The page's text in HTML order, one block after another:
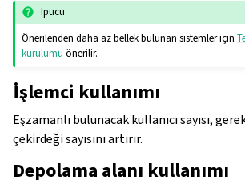
İpucu
Önerilenden daha az bellek bulunan sistemler için
kurulumu önerilir.
İşlemci kullanımı
Eşzamanlı bulunacak kullanıcı sayısı,
çekirdeği sayısını artırır.
Depolama alanı kullanımı